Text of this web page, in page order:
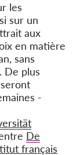
les
sur un
aux
en matière
sans
De plus
-
De
français